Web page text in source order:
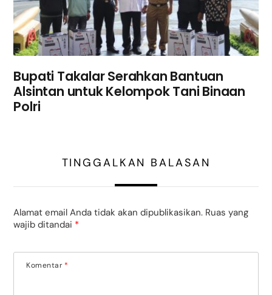
Bupati Takalar Serahkan Bantuan
Alsintan untuk Kelompok Tani Binaan
Polri
TINGGALKAN BALASAN
Alamat email Anda tidak akan dipublikasikan. Ruas yang
wajib ditandai *
Komentar *